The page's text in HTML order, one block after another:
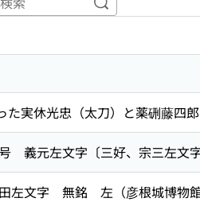
キーワードで目
実休光忠（太刀）と薬硎藤四郎
元左文字〔三好、宗三左文
文字 無銘 左（彦根城博物